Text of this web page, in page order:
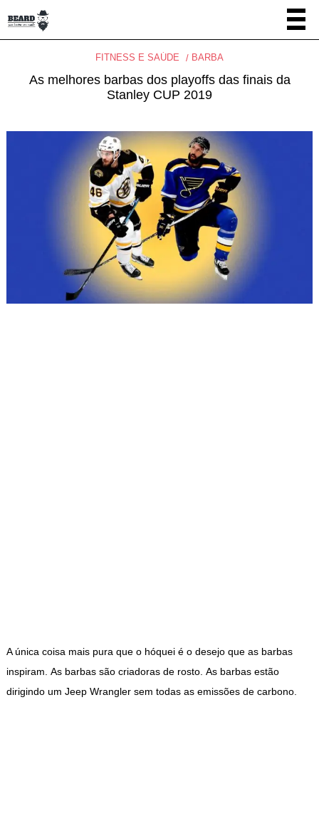
FITNESS E SAÚDE BARBA
As melhores barbas dos playoffs das finais da
Stanley CUP 2019
A única coisa mais pura que o hóquei é o desejo que as barbas
inspiram. As barbas são criadoras de rosto. As barbas estão
dirigindo um Jeep Wrangler sem todas as emissões de carbono.